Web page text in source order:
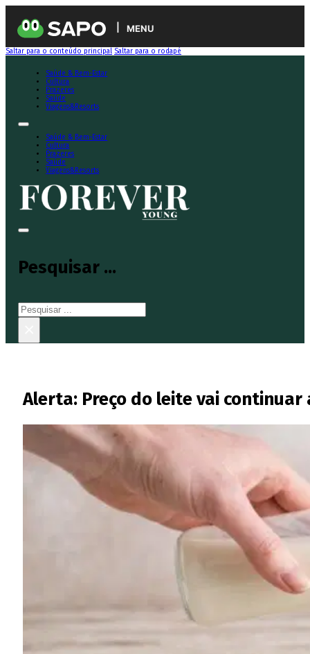
MENU
Saltar para o conteúdo principal Saltar para o rodapé
Saúde & Bem-Estar
Cultura
Prazeres
Saúde
Viagens&Resorts
Saúde & Bem-Estar
Cultura
Prazeres
Saúde
Viagens&Resorts
Pesquisar ...
Pesquisar
Alerta: Preço do leite vai